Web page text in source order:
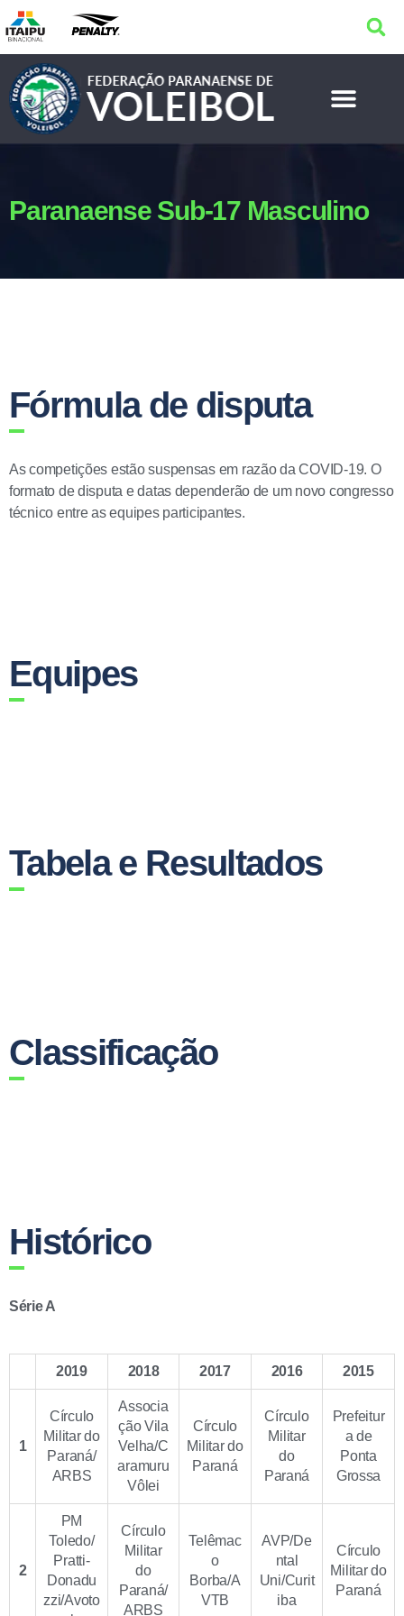
Paranaense Sub-17 Masculino
Fórmula de disputa
As competições estão suspensas em razão da COVID-19. O
formato de disputa e datas dependerão de um novo congresso
técnico entre as equipes participantes.
Equipes
Tabela e Resultados
Classificação
Histórico
Série A
2019 2018 2017 2016 2015
1
Círculo
Militar do
Paraná/
ARBS
Associa
ção Vila
Velha/C
aramuru
Vôlei
Círculo
Militar do
Paraná
Círculo
Militar
do
Paraná
Prefeitur
a de
Ponta
Grossa
2
PM
Toledo/
Pratti-
Donadu
zzi/Avoto
Círculo
Militar
do
Paraná/
ARBS
Telêmac
o
Borba/A
VTB
AVP/De
ntal
Uni/Curit
iba
Círculo
Militar do
Paraná